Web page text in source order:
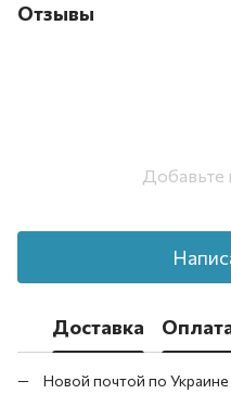
Отзывы
Добавьте
Доставка
Новой почтой по